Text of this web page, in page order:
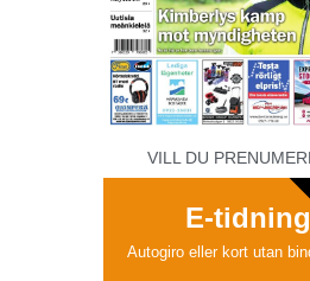
VILL DU
E-tidning
Autogiro eller kort utan